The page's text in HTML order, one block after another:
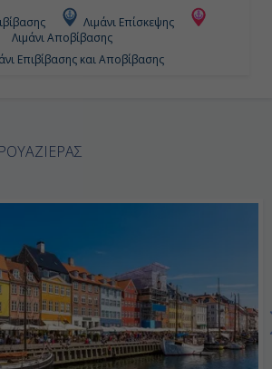
Αμβούργο, Γερμανία
Ημέρα 7η
Εν Πλω
-
Λιμάνι Επίσκεψης
Λιμάνι Αποβίβασης
Επιβίβασης και Αποβίβασης